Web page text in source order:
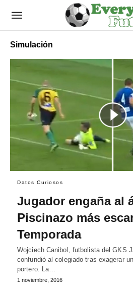
Simulación
Datos Curiosos
Jugador engaña al
Piscinazo más
Temporada
Wojciech Canibol, futbolista del GKS
confundió al colegiado tras exagerar
portero. La…
1 noviembre, 2016